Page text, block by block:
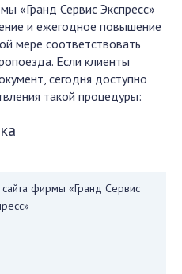
«Гранд Сервис Экспресс»
и ежегодное повышение
мере соответствовать
Если клиенты
сегодня доступно
такой процедуры:
фирмы «Гранд Сервис